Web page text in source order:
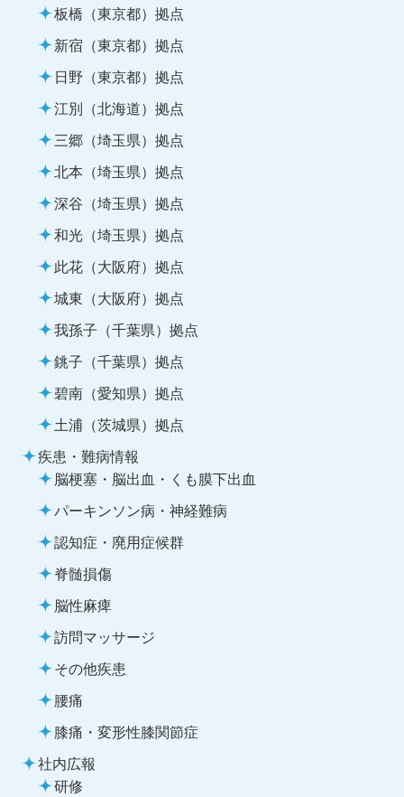
板橋（東京都）拠点
新宿（東京都）拠点
日野（東京都）拠点
江別（北海道）拠点
三郷（埼玉県）拠点
北本（埼玉県）拠点
深谷（埼玉県）拠点
和光（埼玉県）拠点
此花（大阪府）拠点
城東（大阪府）拠点
我孫子（千葉県）拠点
銚子（千葉県）拠点
碧南（愛知県）拠点
土浦（茨城県）拠点
疾患・難病情報
脳梗塞・脳出血・くも膜下出血
パーキンソン病・神経難病
認知症・廃用症候群
脊髄損傷
脳性麻痺
訪問マッサージ
その他疾患
腰痛
膝痛・変形性膝関節症
社内広報
研修